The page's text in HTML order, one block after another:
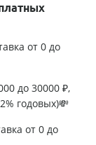
от 0 до
до 30000 ₽,
годовых)💸
от 0 до